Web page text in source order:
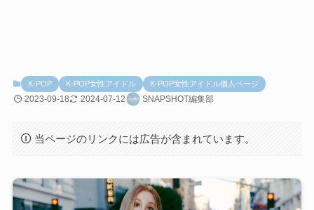
K-POP K-POP女性アイドル K-POP女性アイドル個人ページ
2023-09-18 2024-07-12 SNAPSHOT編集部
当ページのリンクには広告が含まれています。